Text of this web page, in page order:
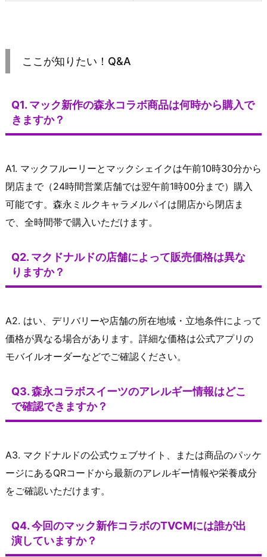
ここが知りたい！Q&A
Q1. マック新作の森永コラボ商品は何時から購入で
きますか？
A1. マックフルーリーとマックシェイクは午前10時30分から
閉店まで（24時間営業店舗では翌午前1時00分まで）購入
可能です。森永ミルクキャラメルパイは開店から閉店ま
で、全時間帯で購入いただけます。
Q2. マクドナルドの店舗によって販売価格は異な
りますか？
A2. はい、デリバリーや店舗の所在地域・立地条件によって
価格が異なる場合があります。詳細な価格は公式アプリの
モバイルオーダーなどでご確認ください。
Q3. 森永コラボスイーツのアレルギー情報はどこ
で確認できますか？
A3. マクドナルドの公式ウェブサイト、または商品のパッケ
ージにあるQRコードから最新のアレルギー情報や栄養成分
をご確認いただけます。
Q4. 今回のマック新作コラボのTVCMには誰が出
演していますか？